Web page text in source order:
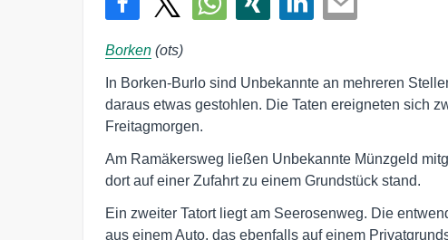
Borken (ots)
In Borken-Burlo sind Unbekannte an mehreren
daraus etwas gestohlen. Die Taten ereigneten sich
Freitagmorgen.
Am Ramäkersweg ließen Unbekannte Münzgeld
dort auf einer Zufahrt zu einem Grundstück stand.
Ein zweiter Tatort liegt am Seerosenweg. Die
aus einem Auto, das ebenfalls auf einem